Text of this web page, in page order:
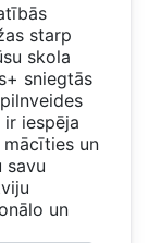
starp
skola
sniegtās
iespēja
un
savu
un